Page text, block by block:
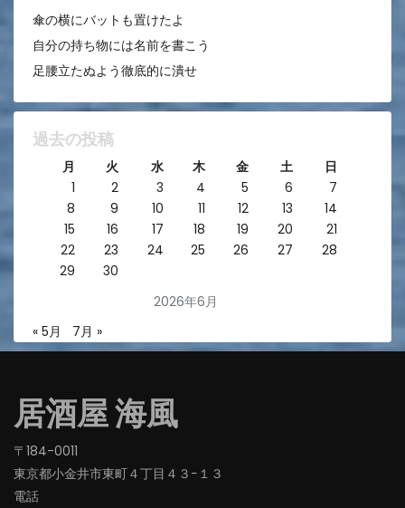
傘の横にバットも置けたよ
自分の持ち物には名前を書こう
足腰立たぬよう徹底的に潰せ
過去の投稿
2026年6月
月 火 水 木 金 土
日
1
2 3 4 5 6
7
8
9 10 11 12 13
14
15
16 17 18 19 20
21
22
23 24 25 26 27
28
29
30
« 5月 7月 »
居酒屋 海風
〒184-0011
東京都小金井市東町４丁目４３−１３
電話